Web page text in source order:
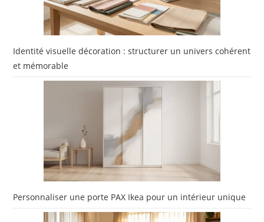
Identité visuelle décoration : structurer un univers cohérent
et mémorable
Personnaliser une porte PAX Ikea pour un intérieur unique